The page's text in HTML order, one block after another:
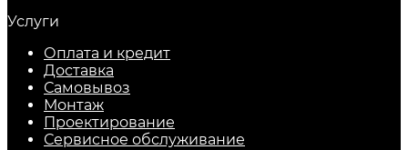
Услуги
Оплата и кредит
Доставка
Самовывоз
Монтаж
Проектирование
Сервисное обслуживание